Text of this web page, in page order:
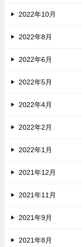
2022年10月
2022年8月
2022年6月
2022年5月
2022年4月
2022年2月
2022年1月
2021年12月
2021年11月
2021年9月
2021年8月